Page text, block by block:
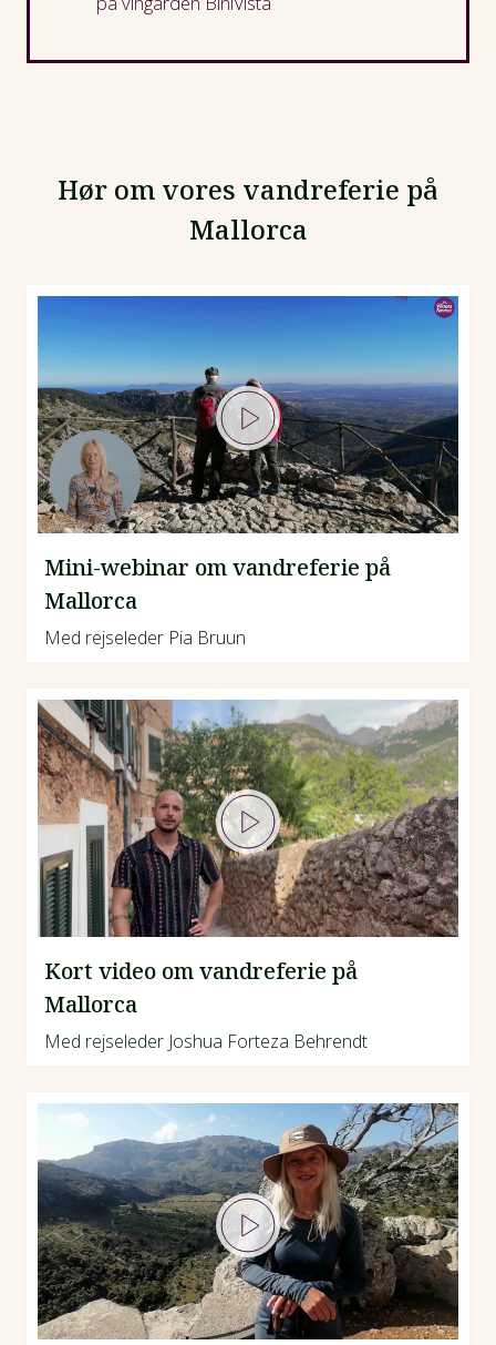
Hør om vores vandreferie på
Mallorca
Mini-webinar om vandreferie på
Mallorca
Med rejseleder Pia Bruun
Kort video om vandreferie på
Mallorca
Med rejseleder Joshua Forteza Behrendt